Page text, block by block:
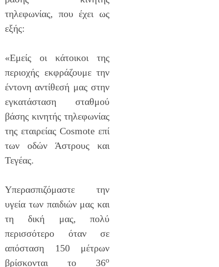
τηλεφωνίας, που έχει ως
εξής:
«Εμείς οι κάτοικοι της
περιοχής εκφράζουμε την
έντονη αντίθεσή μας στην
εγκατάσταση σταθμού
βάσης κινητής τηλεφωνίας
της εταιρείας Cosmote επί
των οδών Άστρους και
Τεγέας.
Υπερασπιζόμαστε την
υγεία των παιδιών μας και
τη δική μας, πολύ
περισσότερο όταν σε
απόσταση 150 μέτρων
βρίσκονται το 36ο